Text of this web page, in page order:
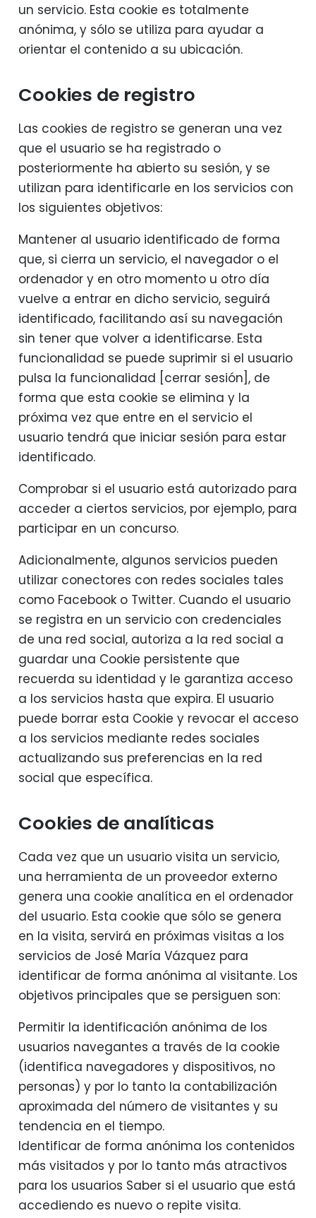
un servicio. Esta cookie es totalmente
anónima, y sólo se utiliza para ayudar a
orientar el contenido a su ubicación.
Cookies de registro
Las cookies de registro se generan una vez
que el usuario se ha registrado o
posteriormente ha abierto su sesión, y se
utilizan para identificarle en los servicios con
los siguientes objetivos:
Mantener al usuario identificado de forma
que, si cierra un servicio, el navegador o el
ordenador y en otro momento u otro día
vuelve a entrar en dicho servicio, seguirá
identificado, facilitando así su navegación
sin tener que volver a identificarse. Esta
funcionalidad se puede suprimir si el usuario
pulsa la funcionalidad [cerrar sesión], de
forma que esta cookie se elimina y la
próxima vez que entre en el servicio el
usuario tendrá que iniciar sesión para estar
identificado.
Comprobar si el usuario está autorizado para
acceder a ciertos servicios, por ejemplo, para
participar en un concurso.
Adicionalmente, algunos servicios pueden
utilizar conectores con redes sociales tales
como Facebook o Twitter. Cuando el usuario
se registra en un servicio con credenciales
de una red social, autoriza a la red social a
guardar una Cookie persistente que
recuerda su identidad y le garantiza acceso
a los servicios hasta que expira. El usuario
puede borrar esta Cookie y revocar el acceso
a los servicios mediante redes sociales
actualizando sus preferencias en la red
social que específica.
Cookies de analíticas
Cada vez que un usuario visita un servicio,
una herramienta de un proveedor externo
genera una cookie analítica en el ordenador
del usuario. Esta cookie que sólo se genera
en la visita, servirá en próximas visitas a los
servicios de José María Vázquez para
identificar de forma anónima al visitante. Los
objetivos principales que se persiguen son:
Permitir la identificación anónima de los
usuarios navegantes a través de la cookie
(identifica navegadores y dispositivos, no
personas) y por lo tanto la contabilización
aproximada del número de visitantes y su
tendencia en el tiempo.
Identificar de forma anónima los contenidos
más visitados y por lo tanto más atractivos
para los usuarios Saber si el usuario que está
accediendo es nuevo o repite visita.